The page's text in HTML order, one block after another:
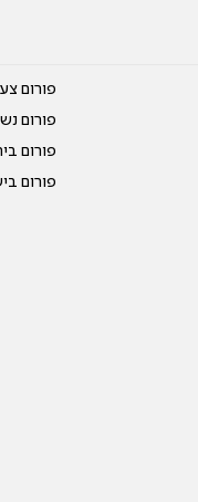
פורום
פורום
פורום
פורום